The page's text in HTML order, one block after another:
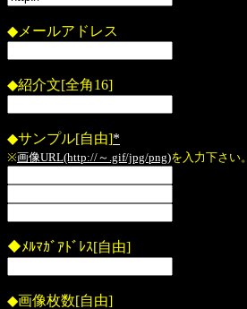
◆メールアドレス
◆紹介文[全角16]
◆サンプル[自由]*
※画像URL(http://～.gif/jpg/png)を入力下さい。
◆ﾒﾙﾏｶﾞｱﾄﾞﾚｽ[自由]
◆画像枚数[自由]